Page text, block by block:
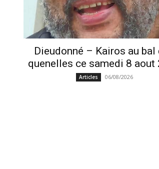
Dieudonné – Kairos au bal
quenelles ce samedi 8 aout
Articles 06/08/2026